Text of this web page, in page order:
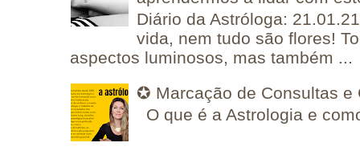
Diário da Astróloga:
vida, nem tudo são flores!
aspectos luminosos, mas também ...
✪ Marcação de Consultas e
O que é a Astrologia e